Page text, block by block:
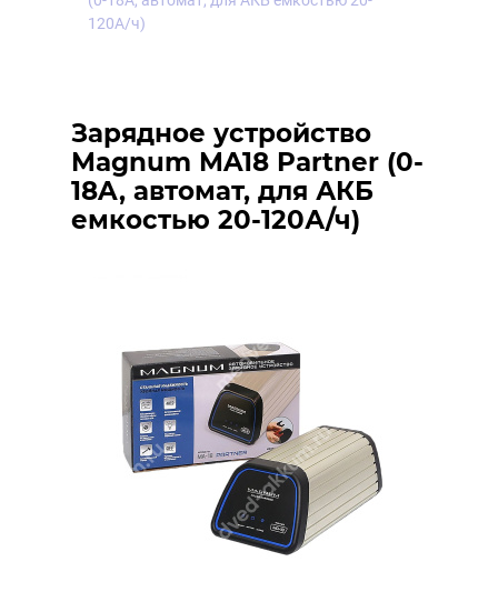
120А/ч)
Зарядное устройство
Magnum MA18 Partner (0-
18A, автомат, для АКБ
емкостью 20-120А/ч)